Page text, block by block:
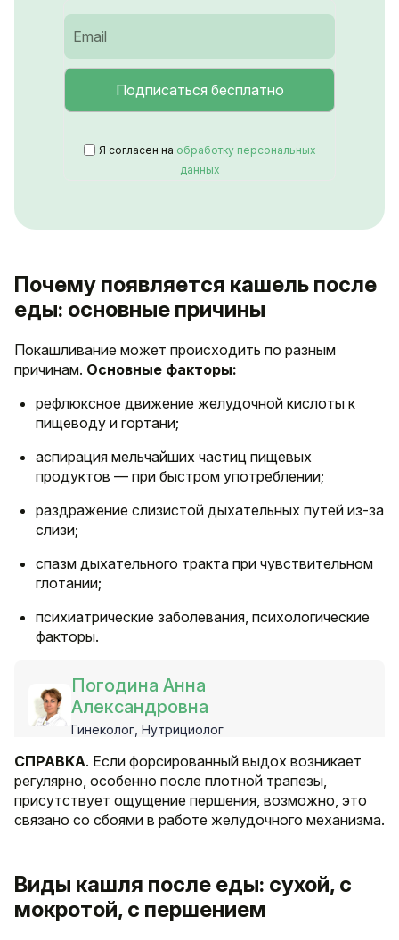
Я согласен на обработку персональных
данных
Почему появляется кашель после
еды: основные причины
Покашливание может происходить по разным
причинам. Основные факторы:
рефлюксное движение желудочной кислоты к
пищеводу и гортани;
аспирация мельчайших частиц пищевых
продуктов — при быстром употреблении;
раздражение слизистой дыхательных путей из-за
слизи;
спазм дыхательного тракта при чувствительном
глотании;
психиатрические заболевания, психологические
факторы.
Погодина Анна
Александровна
Гинеколог, Нутрициолог
СПРАВКА. Если форсированный выдох возникает
регулярно, особенно после плотной трапезы,
присутствует ощущение першения, возможно, это
связано со сбоями в работе желудочного механизма.
Виды кашля после еды: сухой, с
мокротой, с першением